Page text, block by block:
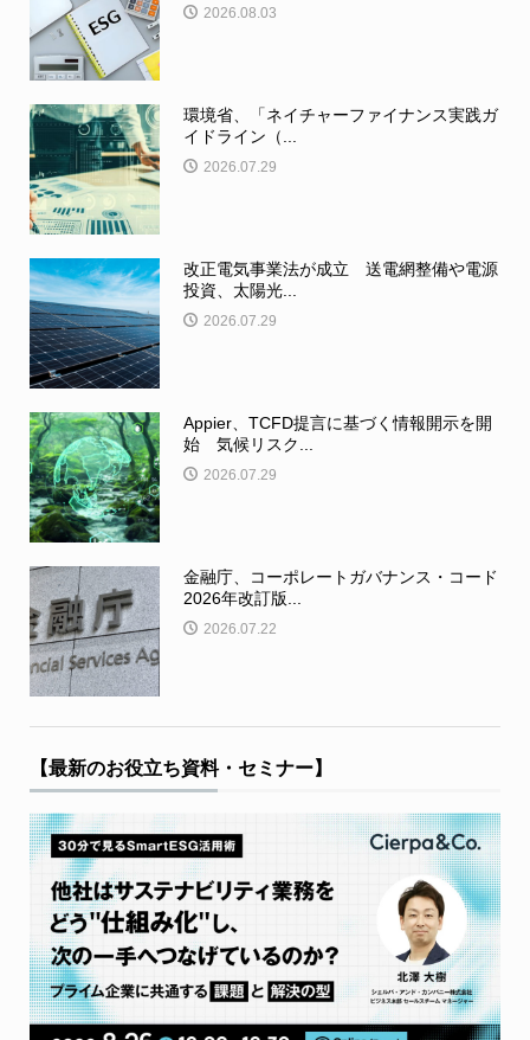
2026.08.03
環境省、「ネイチャーファイナンス実践ガ
イドライン（...
2026.07.29
改正電気事業法が成立 送電網整備や電源
投資、太陽光...
2026.07.29
Appier、TCFD提言に基づく情報開示を開
始 気候リスク...
2026.07.29
金融庁、コーポレートガバナンス・コード
2026年改訂版...
2026.07.22
【最新のお役立ち資料・セミナー】